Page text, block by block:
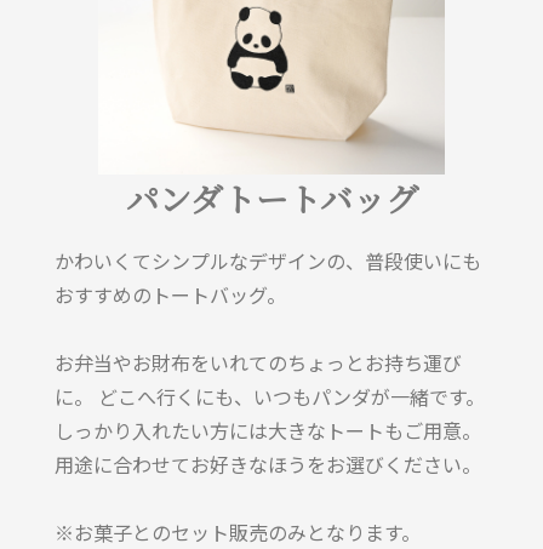
パンダトートバッグ
かわいくてシンプルなデザインの、普段使いにも
おすすめのトートバッグ。
お弁当やお財布をいれてのちょっとお持ち運び
に。 どこへ行くにも、いつもパンダが一緒です。
しっかり入れたい方には大きなトートもご用意。
用途に合わせてお好きなほうをお選びください。
※お菓子とのセット販売のみとなります。